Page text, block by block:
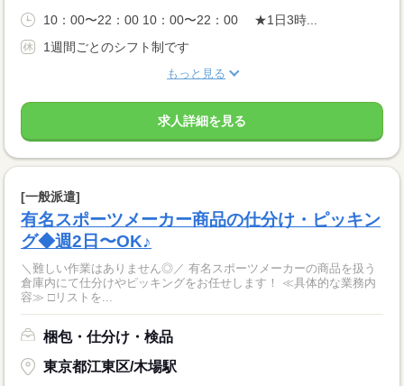
10：00〜22：00 10：00〜22：00 ★1日3時...
1週間ごとのシフト制です
もっと見る
求人詳細を見る
[一般派遣]
有名スポーツメーカー商品の仕分け・ピッキン
グ◆週2日〜OK♪
＼難しい作業はありません◎／ 有名スポーツメーカーの商品を扱う
倉庫内にて仕分けやピッキングをお任せします！ ≪具体的な業務内
容≫ □リストを...
梱包・仕分け・検品
東京都江東区/木場駅